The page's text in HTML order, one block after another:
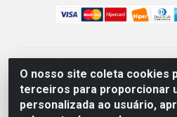
O nosso site coleta cookies
terceiros para proporcionar
personalizada ao usuário,
Camaquã Distribuidora Ltda -
Hanquet, 1001 - Parque
Camaquã/RS - CEP
07.061.124/